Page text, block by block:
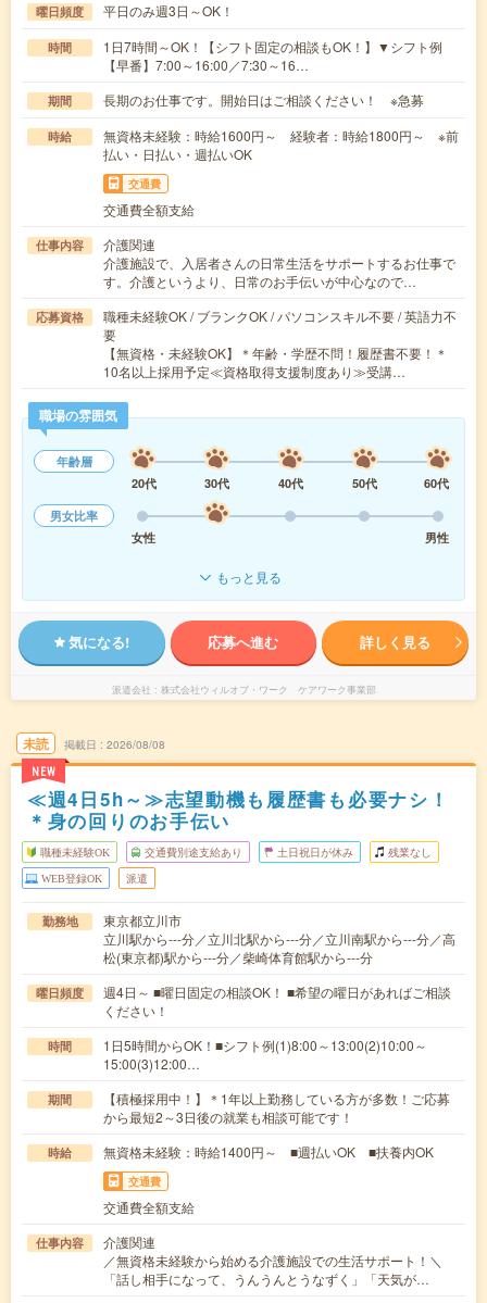
曜日頻度 平日のみ週3日～OK！
時間
1日7時間～OK！【シフト固定の相談もOK！】▼シフト例
【早番】7:00～16:00／7:30～16…
期間 長期のお仕事です。開始日はご相談ください！ ※急募
時給
無資格未経験：時給1600円～ 経験者：時給1800円～ ※前
払い・日払い・週払いOK
交通費
交通費全額支給
仕事内容
介護関連
介護施設で、入居者さんの日常生活をサポートするお仕事で
す。介護というより、日常のお手伝いが中心なので…
応募資格
職種未経験OK / ブランクOK / パソコンスキル不要 / 英語力不
要
【無資格・未経験OK】＊年齢・学歴不問！履歴書不要！＊
10名以上採用予定≪資格取得支援制度あり≫受講…
職場の雰囲気
年齢層
20代
30代 40代 50代
60代
男女比率
女性
男性
もっと見る
気になる! 応募へ進む 詳しく見る
派遣会社 株式会社ウィルオブ・ワーク ケアワーク事業部
未読
NEW
掲載日 2026/08/08
≪週4日5h～≫志望動機も履歴書も必要ナシ！
＊身の回りのお手伝い
職種未経験OK 交通費別途支給あり 土日祝日が休み 残業なし
WEB登録OK 派遣
勤務地
東京都立川市
立川駅から---分／立川北駅から---分／立川南駅から---分／高
松(東京都)駅から---分／柴崎体育館駅から---分
曜日頻度
週4日～ ■曜日固定の相談OK！ ■希望の曜日があればご相談
ください！
時間
1日5時間からOK！■シフト例(1)8:00～13:00(2)10:00～
15:00(3)12:00…
期間
【積極採用中！】＊1年以上勤務している方が多数！ご応募
から最短2～3日後の就業も相談可能です！
時給 無資格未経験：時給1400円～ ■週払いOK ■扶養内OK
交通費
交通費全額支給
仕事内容
介護関連
／無資格未経験から始める介護施設での生活サポート！＼
「話し相手になって、うんうんとうなずく」「天気が…